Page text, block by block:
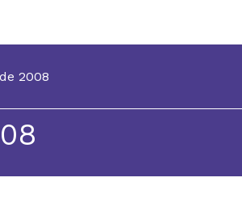
2008